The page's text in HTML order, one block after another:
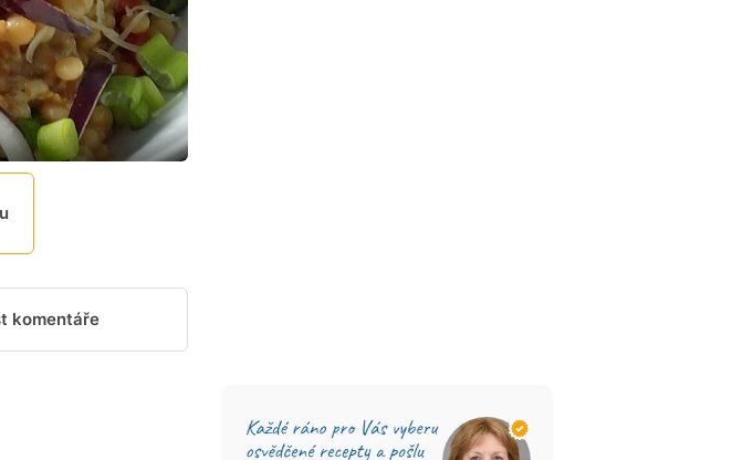
komentáře